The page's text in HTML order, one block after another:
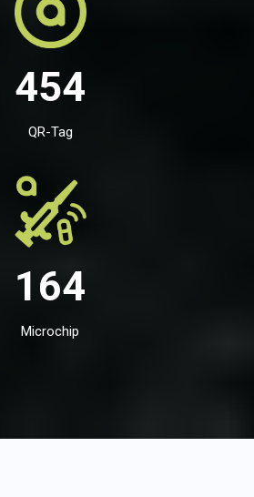
454
QR-Tag
164
Microchip